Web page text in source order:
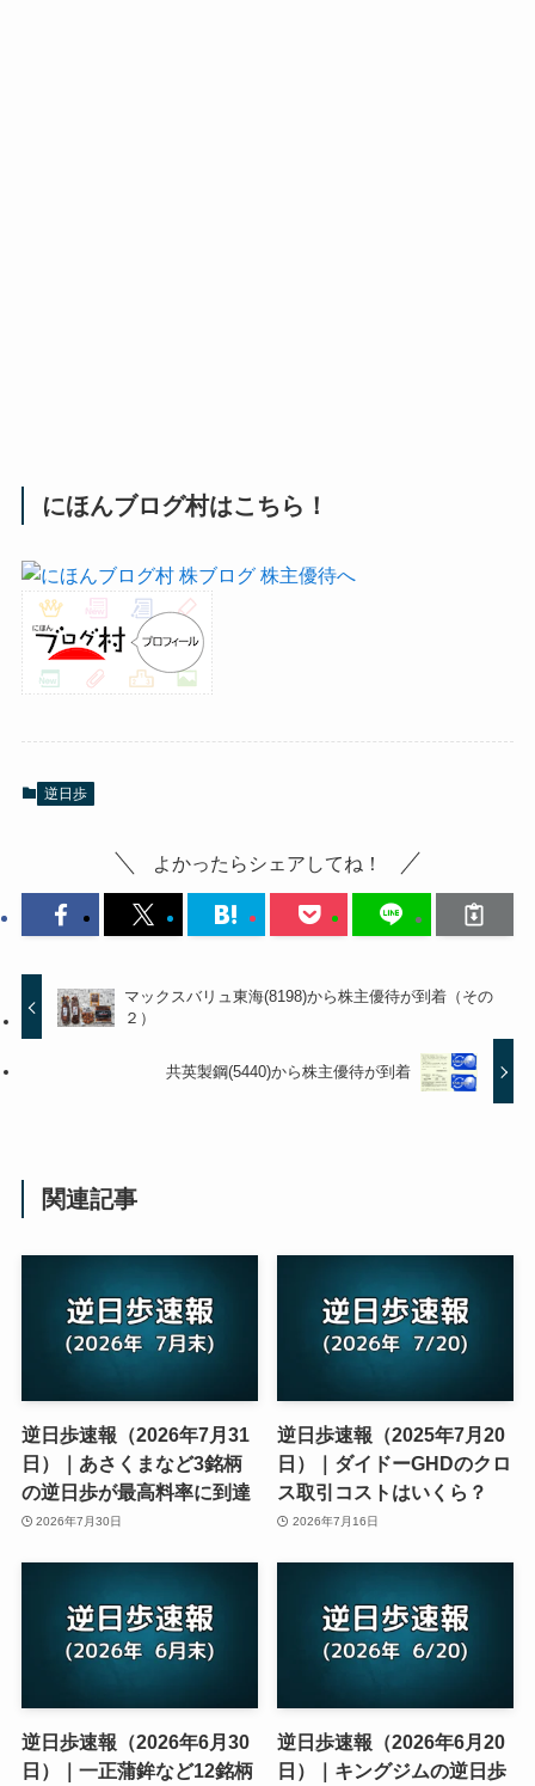
にほんブログ村はこちら！
逆日歩
よかったらシェアしてね！
マックスバリュ東海(8198)から株主優待が到着（その
２）
共英製鋼(5440)から株主優待が到着
関連記事
逆日歩速報（2026年7月31
日）｜あさくまなど3銘柄
の逆日歩が最高料率に到達
2026年7月30日
逆日歩速報（2025年7月20
日）｜ダイドーGHDのクロ
ス取引コストはいくら？
2026年7月16日
逆日歩速報（2026年6月30
日）｜一正蒲鉾など12銘柄
逆日歩速報（2026年6月20
日）｜キングジムの逆日歩